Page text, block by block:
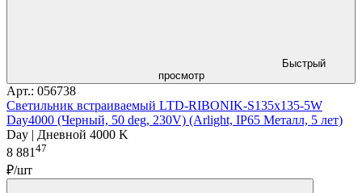
Быстрый
просмотр
Арт.: 056738
Светильник встраиваемый LTD-RIBONIK-S135x135-5W
Day4000 (Черный, 50 deg, 230V) (Arlight, IP65 Металл, 5 лет)
Day | Дневной 4000 K
8 88147
₽/шт